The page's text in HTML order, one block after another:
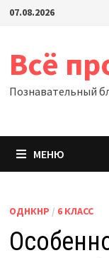
Перейти
07.08.2026
Всё
Познавательный
МЕНЮ
ОДНКНР / 6 КЛАСС